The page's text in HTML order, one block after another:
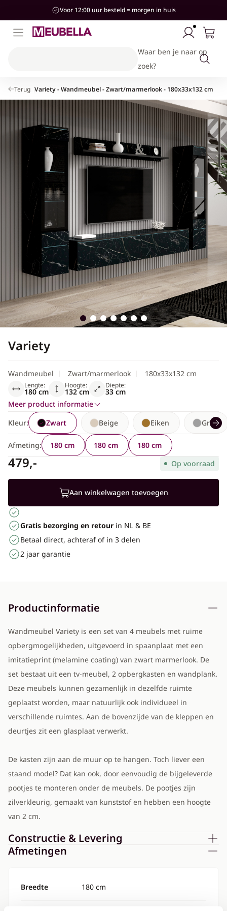
Voor 12:00 uur besteld = morgen in huis
Waar ben je naar op
zoek?
Banken & Stoelen
Kasten & Opbergen
Complete woonkamersets
Accessoires
Bedden
Kasten & Opbergen
Complete slaapkamersets
Accessoires
Bedden
Kasten & Opbergen
Kasten & Opbergen
Accessoires
Industrieel
Hotel-Chique
Landelijk
Japandi
Scandinavisch
Terug Variety - Wandmeubel - Zwart/marmerlook - 180x33x132 cm
Variety
Wandmeubel Zwart/marmerlook 180x33x132 cm
Lengte:
180 cm
Hoogte:
132 cm
Diepte:
33 cm
Meer product informatie
Kleur:
Beige Eiken Grijs
Zwart
Afmeting: 180 cm 180 cm 180 cm
479,- Op voorraad
Aan winkelwagen toevoegen
Gratis bezorging en retour in NL & BE
Betaal direct, achteraf of in 3 delen
2 jaar garantie
Productinformatie
Wandmeubel Variety is een set van 4 meubels met ruime
opbergmogelijkheden, uitgevoerd in spaanplaat met een
imitatieprint (melamine coating) van zwart marmerlook. De
set bestaat uit een tv-meubel, 2 opbergkasten en wandplank.
Deze meubels kunnen gezamenlijk in dezelfde ruimte
geplaatst worden, maar natuurlijk ook individueel in
verschillende ruimtes. Aan de bovenzijde van de kleppen en
deurtjes zit een glasplaat verwerkt.
De kasten zijn aan de muur op te hangen. Toch liever een
staand model? Dat kan ook, door eenvoudig de bijgeleverde
pootjes te monteren onder de meubels. De pootjes zijn
zilverkleurig, gemaakt van kunststof en hebben een hoogte
van 2 cm.
Constructie & Levering
Afmetingen
Breedte 180 cm